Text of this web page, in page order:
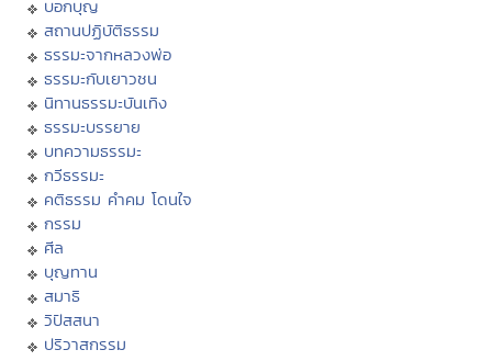
บอกบุญ
สถานปฏิบัติธรรม
ธรรมะจากหลวงพ่อ
ธรรมะกับเยาวชน
นิทานธรรมะบันเทิง
ธรรมะบรรยาย
บทความธรรมะ
กวีธรรมะ
คติธรรม คำคม โดนใจ
กรรม
ศีล
บุญทาน
สมาธิ
วิปัสสนา
ปริวาสกรรม